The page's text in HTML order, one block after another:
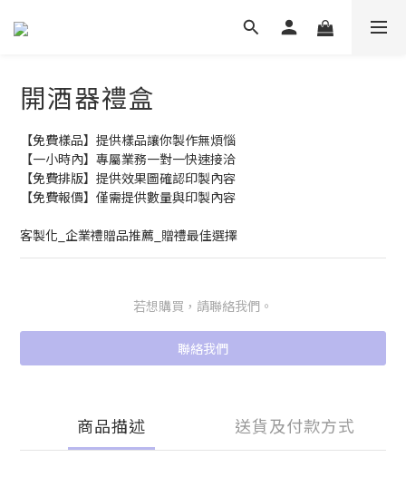
開酒器禮盒
【免費樣品】提供樣品讓你製作無煩惱
【一小時內】專屬業務一對一快速接洽
【免費排版】提供效果圖確認印製內容
【免費報價】僅需提供數量與印製內容
客製化_企業禮贈品推薦_贈禮最佳選擇
若想購買，請聯絡我們。
聯絡我們
商品描述 送貨及付款方式